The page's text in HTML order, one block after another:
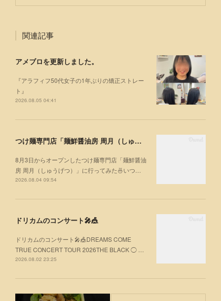
関連記事
アメブロを更新しました。
『アラフィフ50代女子の1年ぶりの矯正ストレー
ト』
2026.08.05 04:41
つけ麺専門店「麺鮮醤油房 周月（しゅうげつ）」⁡ に行ってみた🍜
8月3日からオープンしたつけ麺専門店「麺鮮醤油
房 周月（しゅうげつ）」⁡に行ってみた🍜いつ…
2026.08.04 09:54
ドリカムのコンサート🎤🎪
ドリカムのコンサート🎤🎪DREAMS COME
TRUE CONCERT TOUR 2026THE BLACK ◯ …
2026.08.02 23:25